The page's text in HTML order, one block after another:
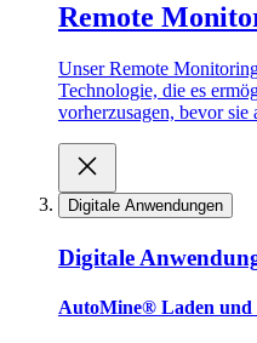
Remote
Unser Remote
Technologie, die es
vorherzusagen, bevor sie
Digitale Anwendungen
Digitale
AutoMine® Laden und